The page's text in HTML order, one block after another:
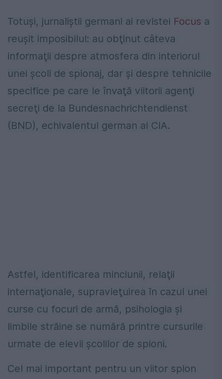
Totuşi, jurnaliştii germani ai revistei Focus a
reuşit imposibilul: au obţinut câteva
informaţii despre atmosfera din interiorul
unei şcoli de spionaj, dar şi despre tehnicile
specifice pe care le învaţă viitorii agenţi
secreţi de la Bundesnachrichtendienst
(BND), echivalentul german al CIA.
Astfel, identificarea minciunii, relaţii
internaţionale, supravieţuirea în cazul unei
curse cu focuri de armă, psihologia şi
limbile străine se numără printre cursurile
urmate de elevii şcolilor de spioni.
Cel mai important pentru un viitor spion